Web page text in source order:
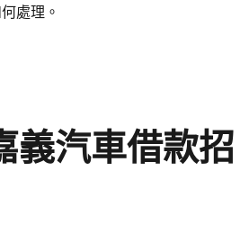
處理。
義汽車借款招